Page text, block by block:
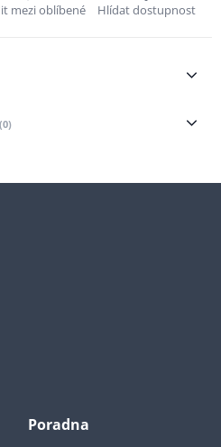
mezi oblíbené Hlídat dostupnost
(0)
Poradna